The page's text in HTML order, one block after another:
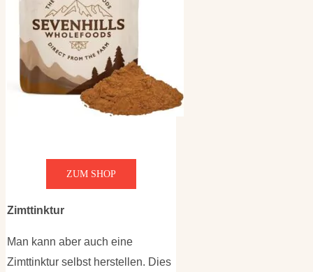
ZUM SHOP
Zimttinktur
Man kann aber auch eine
Zimttinktur selbst herstellen. Dies